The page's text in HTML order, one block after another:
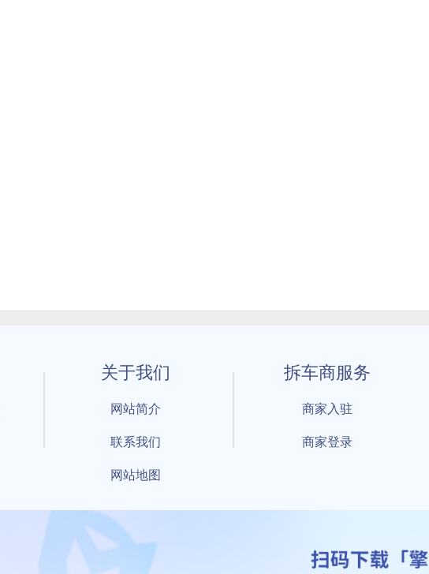
关于我们
网站简介
联系我们
网站地图
拆车商服务
商家入驻
商家登录
© 2021 By 擎天拆车-买卖拆车件，擎天拆车好省快 All Rights Reserved
工信部备案号：鲁ICP备18021004号-17 公安部备案号： 鲁公网安备